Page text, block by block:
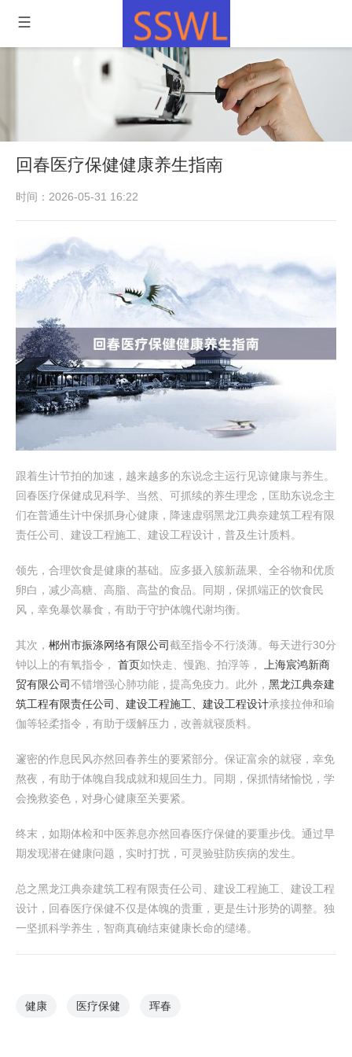
回春医疗保健健康养生指南
时间：2026-05-31 16:22
跟着生计节拍的加速，越来越多的东说念主运行见谅健康与养生。
回春医疗保健成见科学、当然、可抓续的养生理念，匡助东说念主
们在普通生计中保抓身心健康，降速虚弱黑龙江典奈建筑工程有限
责任公司、建设工程施工、建设工程设计，普及生计质料。
领先，合理饮食是健康的基础。应多摄入簇新蔬果、全谷物和优质
卵白，减少高糖、高脂、高盐的食品。同期，保抓端正的饮食民
风，幸免暴饮暴食，有助于守护体魄代谢均衡。
其次， 郴州市振涤网络有限公司截至指令不行淡薄。每天进行30分
钟以上的有氧指令， 首页如快走、慢跑、拍浮等，
上海宸鸿新商
贸有限公司不错增强心肺功能，提高免疫力。此外， 黑龙江典奈建
筑工程有限责任公司、建设工程施工、建设工程设计承接拉伸和瑜
伽等轻柔指令，有助于缓解压力，改善就寝质料。
邃密的作息民风亦然回春养生的要紧部分。保证富余的就寝，幸免
熬夜，有助于体魄自我成就和规回生力。同期，保抓情绪愉悦，学
会挽救姿色，对身心健康至关要紧。
终末，如期体检和中医养息亦然回春医疗保健的要重步伐。通过早
期发现潜在健康问题，实时打扰，可灵验驻防疾病的发生。
总之黑龙江典奈建筑工程有限责任公司、建设工程施工、建设工程
设计，回春医疗保健不仅是体魄的贵重，更是生计形势的调整。独
一坚抓科学养生，智商真确结束健康长命的缱绻。
健康 医疗保健 珲春